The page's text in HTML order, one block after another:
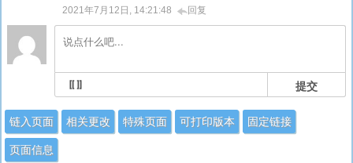
2021年7月12日, 14:21:48 回复
提交
链入页面 相关更改 特殊页面 可打印版本 固定链接
页面信息